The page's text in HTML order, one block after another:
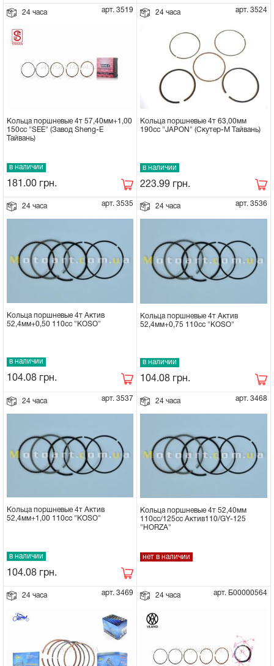
24 часа арт. 3519
Кольца поршневые 4т 57,40мм+1,00
150сс "SEE" (Завод Sheng-E
Тайвань)
в наличии
181.00 грн.
24 часа арт. 3524
Кольца поршневые 4т 63,00мм
190сс "JAPON" (Скутер-М Тайвань)
в наличии
223.99 грн.
24 часа арт. 3535
Кольца поршневые 4т Актив
52,4мм+0,50 110сс "KOSO"
в наличии
104.08 грн.
24 часа арт. 3536
Кольца поршневые 4т Актив
52,4мм+0,75 110сс "KOSO"
в наличии
104.08 грн.
24 часа арт. 3537
Кольца поршневые 4т Актив
52,4мм+1,00 110сс "KOSO"
в наличии
104.08 грн.
24 часа арт. 3468
Кольца поршневые 4т 52,40мм
110cc/125сс Актив110/GY-125
"HORZA"
нет в наличии
24 часа арт. 3469 24 часа арт. Б00000564